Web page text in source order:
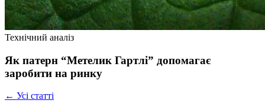
Технічний аналіз
Як патерн “Метелик Гартлі” допомагає
заробити на ринку
← Усі статті